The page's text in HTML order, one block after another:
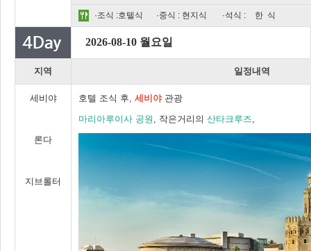
·조식 :호텔식 ·중식 : 현지식 ·석식 : 한 식
2026-08-10 월요일
지역 일정내역
세비야
론다
지브롤터
호텔 조식 후, 세비야 관광
마리아루이사 공원
, 작은거리의 산타크루즈